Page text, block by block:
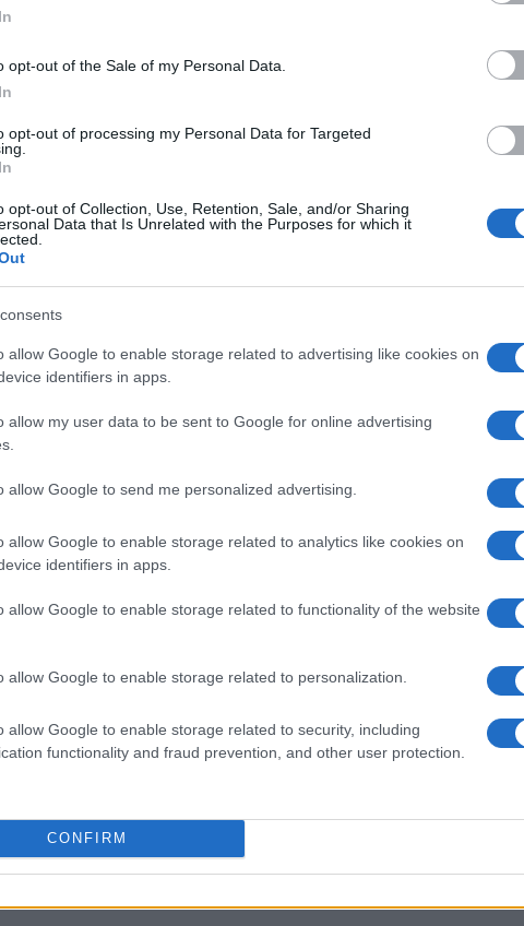
opt-out of the Sale of my Personal Data.
opt-out of processing my Personal Data for Targeted
opt-out of Collection, Use, Retention, Sale, and/or Sharing
Data that Is Unrelated with the Purposes for which it
allow Google to enable storage related to advertising like cookies on
identifiers in apps.
allow my user data to be sent to Google for online advertising
allow Google to send me personalized advertising.
allow Google to enable storage related to analytics like cookies on
identifiers in apps.
allow Google to enable storage related to functionality of the website
allow Google to enable storage related to personalization.
allow Google to enable storage related to security, including
functionality and fraud prevention, and other user protection.
CONFIRM
dall’equipe medica guidata dai dottori
e composta dai dottori De Miguel,
dall’intervento per una
è stata riscontrata una buona risposta
riesame con il team medico, i medici mi
è quella di saltare il Gran Premio del
che abbiamo seguito nelle ultime
alla gara di apertura del
per poter recuperare le condizioni
gara in piena forma”.